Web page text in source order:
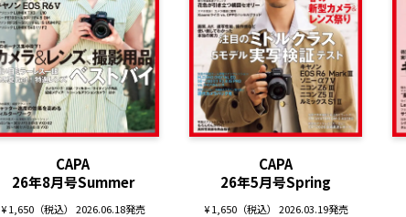
CAPA
26年8月号Summer
¥ 1,650（税込） 2026.06.18発売
CAPA
26年5月号Spring
¥ 1,650（税込） 2026.03.19発売